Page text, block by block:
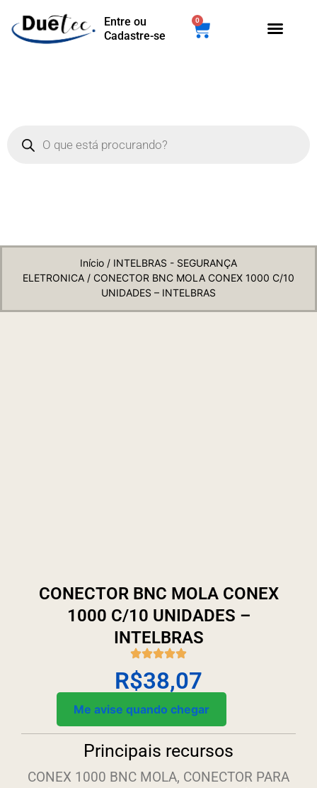
Entre ou
Cadastre-se
0
Início / INTELBRAS - SEGURANÇA
ELETRONICA / CONECTOR BNC MOLA CONEX 1000 C/10
UNIDADES – INTELBRAS
CONECTOR BNC MOLA CONEX
1000 C/10 UNIDADES –
INTELBRAS
R$38,07
Me avise quando chegar
Principais recursos
CONEX 1000 BNC MOLA, CONECTOR PARA